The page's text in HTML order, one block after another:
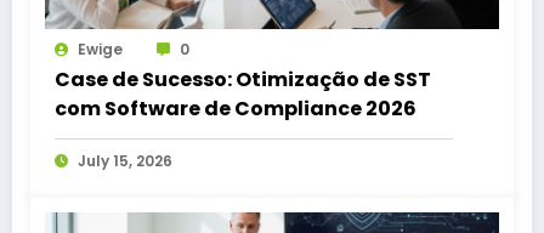
Ewige 0
Case de Sucesso: Otimização de SST
com Software de Compliance 2026
July 15, 2026